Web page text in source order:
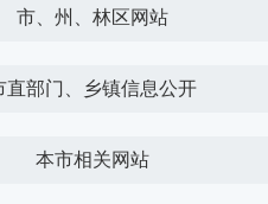
市、州、林区网站
直部门、乡镇信息公开
本市相关网站